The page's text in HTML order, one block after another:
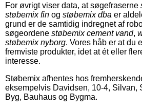
For øvrigt viser data, at søgefraserne
støbemix fin og støbemix dba er
grund er de samtidig indregnet af
søgeordene støbemix cement vand,
støbemix nyborg. Vores håb er at du
fremviste produkter, idet at ét eller
interesse.
Støbemix afhentes hos
eksempelvis Davidsen, 10-4, Silvan,
Byg, Bauhaus og Bygma.